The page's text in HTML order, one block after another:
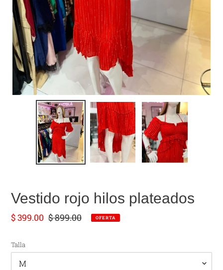
Vestido rojo hilos plateados
Precio
venta
$ 399.00 Precio
$ 899.00 OFERTA
Talla